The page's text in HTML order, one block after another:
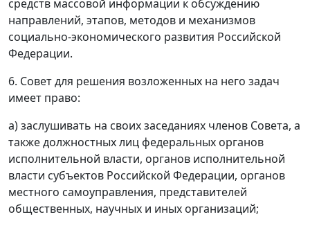
средств массовой информации к обсуждению
направлений, этапов, методов и механизмов
социально-экономического развития Российской
Федерации.
6. Совет для решения возложенных на него задач
имеет право:
а) заслушивать на своих заседаниях членов Совета, а
также должностных лиц федеральных органов
исполнительной власти, органов исполнительной
власти субъектов Российской Федерации, органов
местного самоуправления, представителей
общественных, научных и иных организаций;